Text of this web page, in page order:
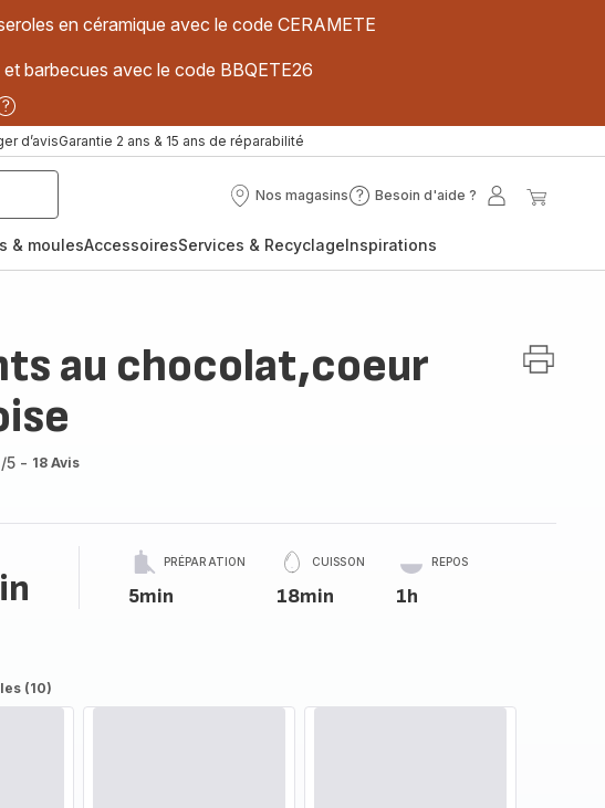
en céramique avec le code CERAMETE
barbecues avec le code BBQETE26
d’avisGarantie 2 ans & 15 ans de réparabilité
Nos magasins
Nos
Besoin d'aide ?
Besoin
?
Mon
& moulesAccessoiresServices & RecyclageInspirations
au chocolat,coeur
/5 - 18 Avis
PRÉPARATION
5min
CUISSON
18min
REPOS
1h
(10)